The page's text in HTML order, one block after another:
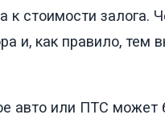
стоимости залога.
и, как правило, тем
авто или ПТС может